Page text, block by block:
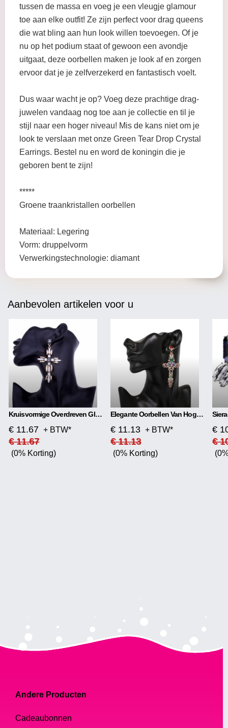
tussen de massa en voeg je een vleugje glamour
toe aan elke outfit! Ze zijn perfect voor drag queens
die wat bling aan hun look willen toevoegen. Of je
nu op het podium staat of gewoon een avondje
uitgaat, deze oorbellen maken je look af en zorgen
ervoor dat je je zelfverzekerd en fantastisch voelt.
Dus waar wacht je op? Voeg deze prachtige drag-
juwelen vandaag nog toe aan je collectie en til je
stijl naar een hoger niveau! Mis de kans niet om je
look te verslaan met onze Green Tear Drop Crystal
Earrings. Bestel nu en word de koningin die je
geboren bent te zijn!
*****
Groene traankristallen oorbellen
Materiaal: Legering
Vorm: druppelvorm
Verwerkingstechnologie: diamant
Aanbevolen artikelen voor u
Kruisvormige Overdreven Glanzende Oorbellen
€ 11.67 + BTW*
€ 11.67
(0% Korting)
Elegante Oorbellen Van Hoge Kwaliteit Materiaal: Glas/gekleurd Glas Soort: Oorsteker Vorm: Kruis Kleur: Goud + Kleur, Goud + Zwart, Zilver + Kleur, Zilver + Zwart
€ 11.13 + BTW*
€ 11.13
(0% Korting)
€
€
Andere Producten
Cadeaubonnen